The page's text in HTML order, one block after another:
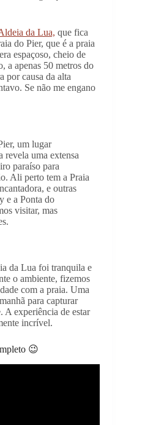
da Lua, que fica
do Pier, que é a praia
espaçoso, cheio de
a apenas 50 metros do
por causa da alta
Se não me engano
um lugar
revela uma extensa
paraíso para
Ali perto tem a Praia
e outras
e a Ponta do
visitar, mas
da Lua foi tranquila e
o ambiente, fizemos
com a praia. Uma
para capturar
A experiência de estar
incrível.
😉